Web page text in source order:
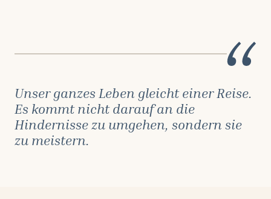
Unser ganzes Leben gleicht einer Reise.
Es kommt nicht darauf an die
Hindernisse zu umgehen, sondern sie
zu meistern.